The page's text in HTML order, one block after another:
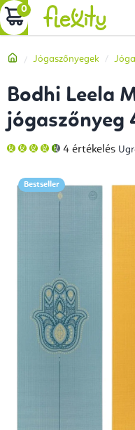
Ugrás
a
tartalomhoz
KOSÁR
Kezdőlap
Jógaszőnyegek
Bodhi Leela
jógaszőnyeg
A
termék
5-
ből
4 értékelés
Bestseller